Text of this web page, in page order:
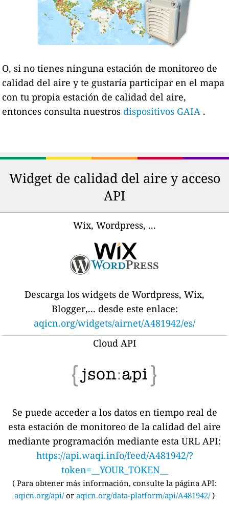
O, si no tienes ninguna estación de monitoreo de
calidad del aire y te gustaría participar en el mapa
con tu propia estación de calidad del aire,
entonces consulta nuestros dispositivos GAIA .
Widget de calidad del aire y acceso
API
Wix, Wordpress, ...
Descarga los widgets de Wordpress, Wix,
Blogger,... desde este enlace:
aqicn.org/widgets/airnet/A481942/es/
Cloud API
Se puede acceder a los datos en tiempo real de
esta estación de monitoreo de la calidad del aire
mediante programación mediante esta URL API:
https://api.waqi.info/feed/A481942/?
token=__YOUR_TOKEN__
( Para obtener más información, consulte la página API:
aqicn.org/api/or aqicn.org/data-platform/api/A481942/)